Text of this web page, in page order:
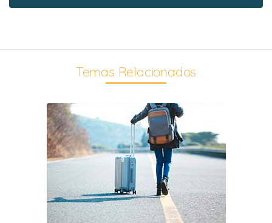
Temas Relacionados